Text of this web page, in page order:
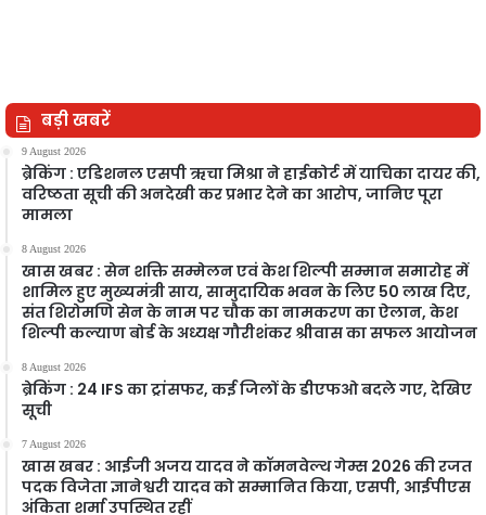
बड़ी खबरें
9 August 2026
ब्रेकिंग : एडिशनल एसपी ऋचा मिश्रा ने हाईकोर्ट में याचिका दायर की,
वरिष्ठता सूची की अनदेखी कर प्रभार देने का आरोप, जानिए पूरा
मामला
8 August 2026
खास खबर : सेन शक्ति सम्मेलन एवं केश शिल्पी सम्मान समारोह में
शामिल हुए मुख्यमंत्री साय, सामुदायिक भवन के लिए 50 लाख दिए,
संत शिरोमणि सेन के नाम पर चौक का नामकरण का ऐलान, केश
शिल्पी कल्याण बोर्ड के अध्यक्ष गौरीशंकर श्रीवास का सफल आयोजन
8 August 2026
ब्रेकिंग : 24 IFS का ट्रांसफर, कई जिलों के डीएफओ बदले गए, देखिए
सूची
7 August 2026
खास खबर : आईजी अजय यादव ने कॉमनवेल्थ गेम्स 2026 की रजत
पदक विजेता ज्ञानेश्वरी यादव को सम्मानित किया, एसपी, आईपीएस
अंकिता शर्मा उपस्थित रहीं